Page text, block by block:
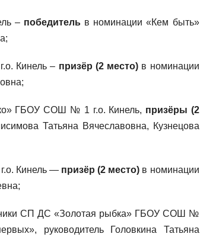
– победительв номинации «Кем быть»
Кинель – призёр (2 место) в номинации
ГБОУ СОШ № 1 г.о. Кинель, призёры (2
Татьяна Вячеславовна, Кузнецова
Кинель — призёр (2 место) в номинации
СП ДС «Золотая рыбка» ГБОУ СОШ №
руководитель Головкина Татьяна